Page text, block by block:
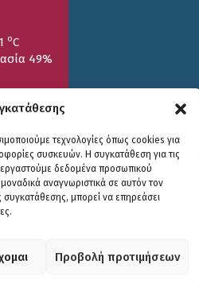
τεχνολογίες όπως cookies για
συσκευών. Η συγκατάθεση για τις
δεδομένα προσωπικού
αναγνωριστικά σε αυτόν τον
μπορεί να επηρεάσει
Προβολή προτιμήσεων
oC
49%
27/7
20.94oC
2026
GROUP| GRAPHICS DESIGN BY